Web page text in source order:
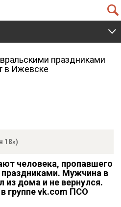
Q
V
праздниками
в Ижевске
18»)
человека, пропавшего
Мужчина в
дома и не вернулся.
группеvk.com ПСО